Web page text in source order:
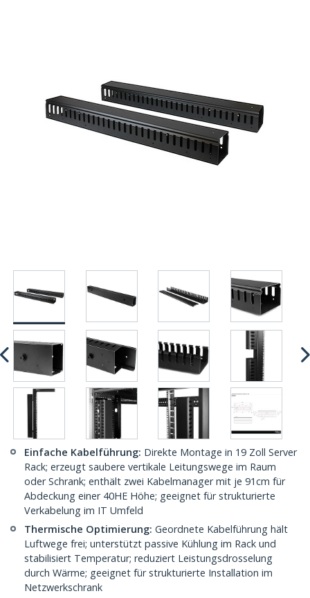
Einfache Kabelführung: Direkte Montage in 19 Zoll Server
Rack; erzeugt saubere vertikale Leitungswege im Raum
oder Schrank; enthält zwei Kabelmanager mit je 91cm für
Abdeckung einer 40HE Höhe; geeignet für strukturierte
Verkabelung im IT Umfeld
Thermische Optimierung: Geordnete Kabelführung hält
Luftwege frei; unterstützt passive Kühlung im Rack und
stabilisiert Temperatur; reduziert Leistungsdrosselung
durch Wärme; geeignet für strukturierte Installation im
Netzwerkschrank